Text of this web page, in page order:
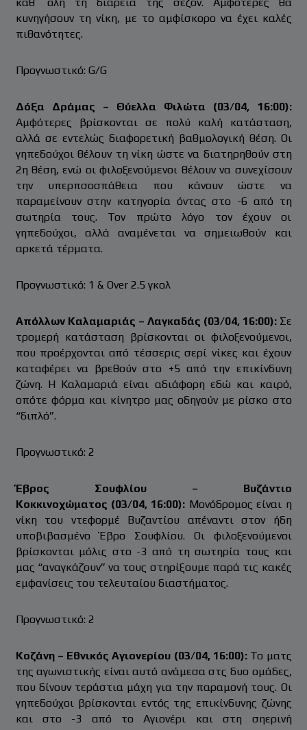
κυνηγήσουν τη νίκη, με το αμφίσκορο να έχει καλές
πιθανότητες.
Προγνωστικό: G/G
Δόξα Δράμας – Θύελλα Φιλώτα (03/04, 16:00):
Αμφότερες βρίσκονται σε πολύ καλή κατάσταση,
αλλά σε εντελώς διαφορετική βαθμολογική θέση. Οι
γηπεδούχοι θέλουν τη νίκη ώστε να διατηρηθούν στη
2η θέση, ενώ οι φιλοξενούμενοι θέλουν να συνεχίσουν
την υπερπσοσπάθεια που κάνουν ώστε να
παραμείνουν στην κατηγορία όντας στο -6 από τη
σωτηρία τους. Τον πρώτο λόγο τον έχουν οι
γηπεδούχοι, αλλά αναμένεται να σημειωθούν και
αρκετά τέρματα.
Προγνωστικό: 1 & Over 2.5 γκολ
Απόλλων Καλαμαριάς – Λαγκαδάς (03/04, 16:00):Σε
τρομερή κατάσταση βρίσκονται οι φιλοξενούμενοι,
που προέρχονται από τέσσερις σερί νίκες και έχουν
καταφέρει να βρεθούν στο +5 από την επικίνδυνη
ζώνη. Η Καλαμαριά είναι αδιάφορη εδώ και καιρό,
οπότε φόρμα και κίνητρο μας οδηγούν με ρίσκο στο
“διπλό”.
Προγνωστικό: 2
Έβρος Σουφλίου – Βυζάντιο
Κοκκινοχώματος (03/04, 16:00): Μονόδρομος είναι η
νίκη του ντεφορμέ Βυζαντίου απέναντι στον ήδη
υποβιβασμένο Έβρο Σουφλίου. Οι φιλοξενούμενοι
βρίσκονται μόλις στο -3 από τη σωτηρία τους και
μας “αναγκάζουν” να τους στηρίξουμε παρά τις κακές
εμφανίσεις του τελευταίου διαστήματος.
Προγνωστικό: 2
Κοζάνη – Εθνικός Αγιονερίου (03/04, 16:00):Το ματς
της αγωνιστικής είναι αυτό ανάμεσα στς δυο ομάδες,
που δίνουν τεράστια μάχη για την παραμονή τους. Οι
γηπεδούχοι βρίσκονται εντός της επικίνδυνης ζώνης
και στο -3 από το Αγιονέρι και στη σηερινή